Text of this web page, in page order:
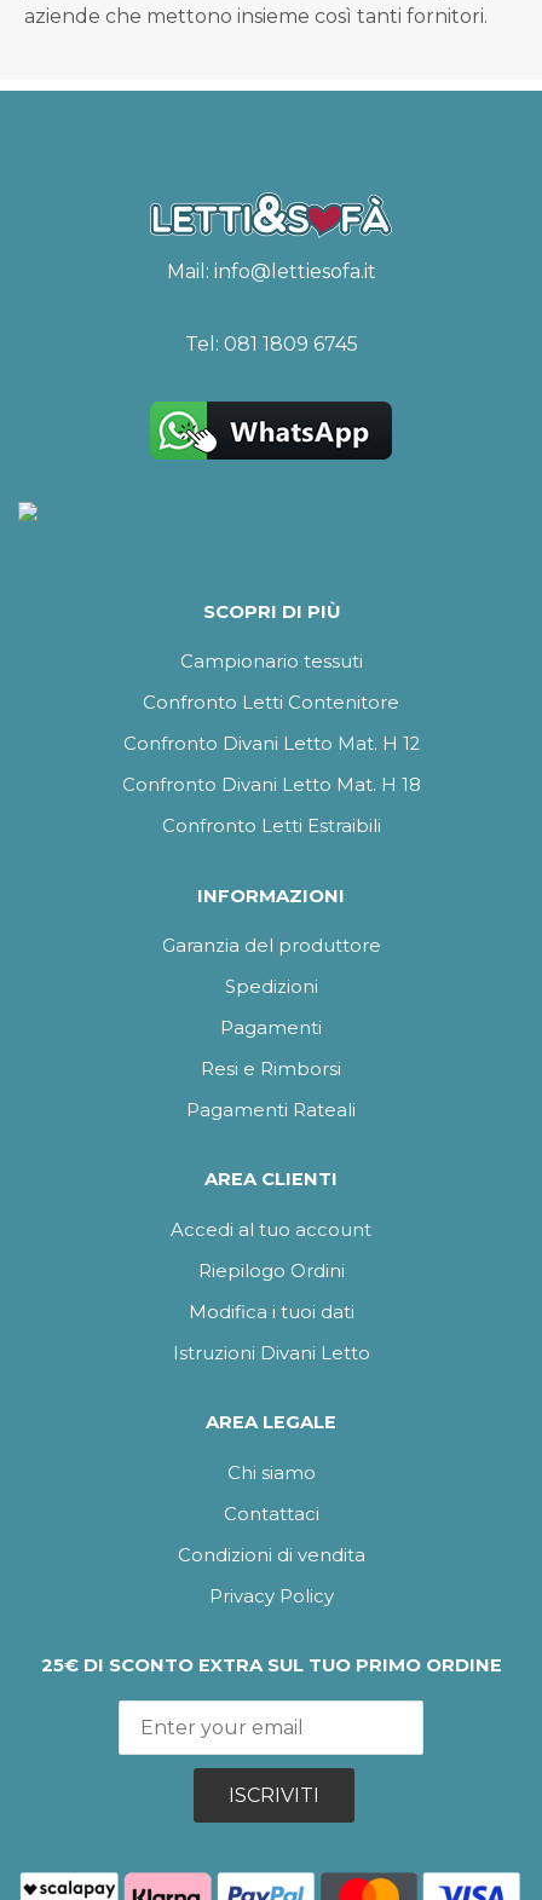
aziende che mettono insieme così tanti fornitori.
Mail: info@lettiesofa.it
Tel: 081 1809 6745
SCOPRI DI PIÙ
Campionario tessuti
Confronto Letti Contenitore
Confronto Divani Letto Mat. H 12
Confronto Divani Letto Mat. H 18
Confronto Letti Estraibili
INFORMAZIONI
Garanzia del produttore
Spedizioni
Pagamenti
Resi e Rimborsi
Pagamenti Rateali
AREA CLIENTI
Accedi al tuo account
Riepilogo Ordini
Modifica i tuoi dati
Istruzioni Divani Letto
AREA LEGALE
Chi siamo
Contattaci
Condizioni di vendita
Privacy Policy
25€ DI SCONTO EXTRA SUL TUO PRIMO ORDINE
ISCRIVITI